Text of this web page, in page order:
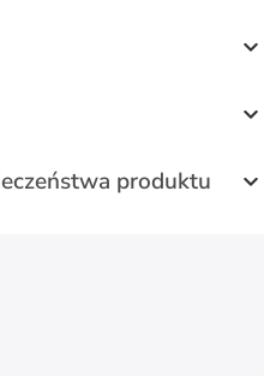
produktu